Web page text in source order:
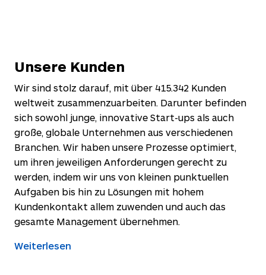
Unsere Kunden
Wir sind stolz darauf, mit über 415.342 Kunden
weltweit zusammenzuarbeiten. Darunter befinden
sich sowohl junge, innovative Start-ups als auch
große, globale Unternehmen aus verschiedenen
Branchen. Wir haben unsere Prozesse optimiert,
um ihren jeweiligen Anforderungen gerecht zu
werden, indem wir uns von kleinen punktuellen
Aufgaben bis hin zu Lösungen mit hohem
Kundenkontakt allem zuwenden und auch das
gesamte Management übernehmen.
Weiterlesen